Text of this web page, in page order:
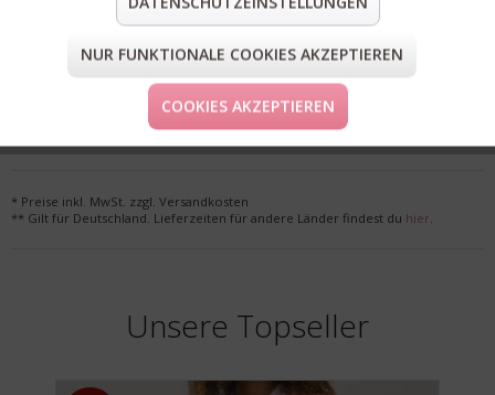
teilen
pin it mail
FORM & GRÖSSE
LIEFERUNG & KOSTENLOSE RETOURE
* Preise inkl. MwSt. zzgl. Versandkosten
** Gilt für Deutschland. Lieferzeiten für andere Länder findest du hier.
Unsere Topseller
NUR FUNKTIONALE COOKIES AKZEPTIEREN
COOKIES AKZEPTIEREN